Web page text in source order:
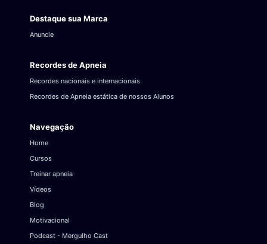
Destaque sua Marca
Anuncie
Recordes de Apneia
Recordes nacionais e internacionais
Recordes de Apneia estática de nossos Alunos
Navegação
Home
Cursos
Treinar apneia
Vídeos
Blog
Motivacional
Podcast - Mergulho Cast